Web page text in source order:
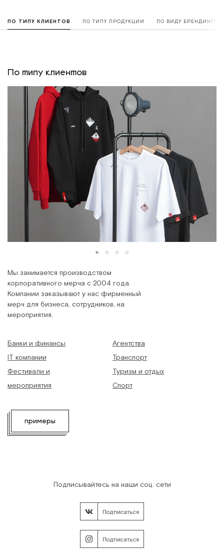
ПО ТИПУ КЛИЕНТОВ ПО ТИПУ ПРОДУКЦИИ ПО ВИДУ БРЕНДИНГА
Мы занимается производством
корпоративного мерча с 2004 года.
Компании заказывают у нас фирменный
мерч для бизнеса, сотрудников, на
мероприятия.
Банки и финансы
IT компании
Фестивали и
мероприятия
Агентства
Транспорт
Туризм и отдых
Спорт
примеры
По типу клиентов
Подписаться
Подписаться
Подписывайтесь на наши соц. сети